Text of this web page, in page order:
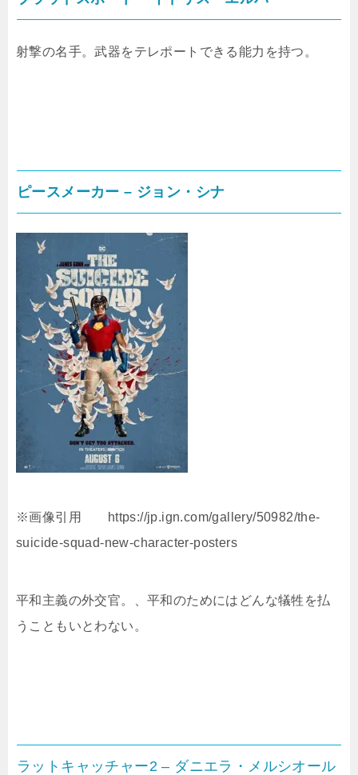
射撃の名手。武器をテレポートできる能力を持つ。
ピースメーカー – ジョン・シナ
※画像引用 https://jp.ign.com/gallery/50982/the-
suicide-squad-new-character-posters
平和主義の外交官。、平和のためにはどんな犠牲を払
うこともいとわない。
ラットキャッチャー2 – ダニエラ・メルシオール